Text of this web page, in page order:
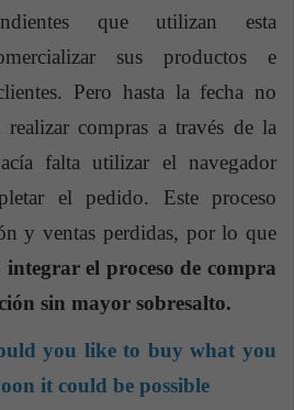
que utilizan esta
sus productos e
Pero hasta la fecha no
compras a través de la
falta utilizar el navegador
el pedido. Este proceso
y ventas perdidas, por lo que
el proceso de compra
sin mayor sobresalto.
you like to buy what you
it could be possible